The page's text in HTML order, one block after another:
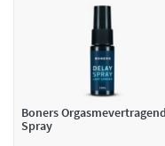
Boners
Spray